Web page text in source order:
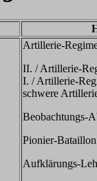
Artillerie-
II. / Artillerie-
I. / Artillerie-
schwere
Beobachtungs-
Pionier-
Aufklärungs-